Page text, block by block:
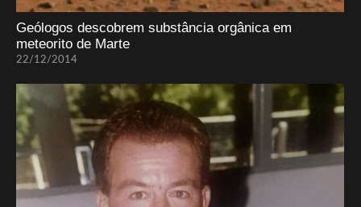
Geólogos descobrem substância orgânica em
meteorito de Marte
22/12/2014